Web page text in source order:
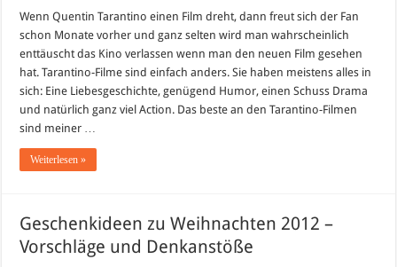
Unchained:
und
Kritik
Wenn Quentin Tarantino einen Film dreht, dann freut sich der Fan
schon Monate vorher und ganz selten wird man wahrscheinlich
enttäuscht das Kino verlassen wenn man den neuen Film gesehen
hat. Tarantino-Filme sind einfach anders. Sie haben meistens alles in
sich: Eine Liebesgeschichte, genügend Humor, einen Schuss Drama
und natürlich ganz viel Action. Das beste an den Tarantino-Filmen
sind meiner …
Weiterlesen »
Geschenkideen zu Weihnachten 2012 –
Vorschläge und Denkanstöße